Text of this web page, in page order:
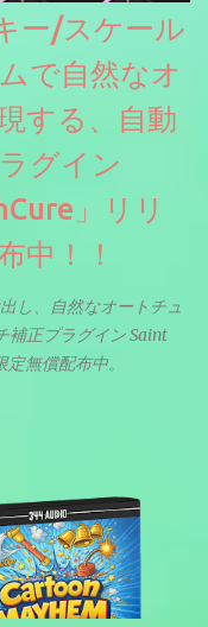
ー/スケール
で自然なオ
する、自動
グイン
」リリ
中！！
し、自然なオートチュ
補正プラグイン Saint
無償配布中。